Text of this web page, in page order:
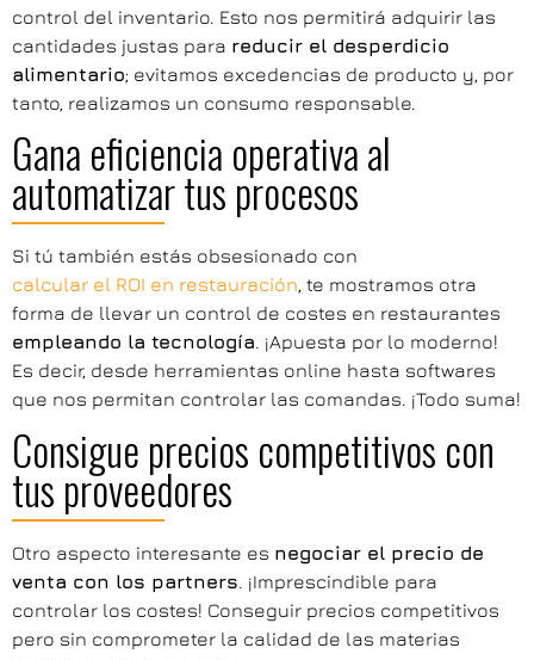
control del inventario. Esto nos permitirá adquirir las
cantidades justas para reducir el desperdicio
alimentario; evitamos excedencias de producto y, por
tanto, realizamos un consumo responsable.
Gana eficiencia operativa al
automatizar tus procesos
Si tú también estás obsesionado con
calcular el ROI en restauración, te mostramos otra
forma de llevar un control de costes en restaurantes
empleando la tecnología. ¡Apuesta por lo moderno!
Es decir, desde herramientas online hasta softwares
que nos permitan controlar las comandas. ¡Todo suma!
Consigue precios competitivos con
tus proveedores
Otro aspecto interesante es negociar el precio de
venta con los partners. ¡Imprescindible para
controlar los costes! Conseguir precios competitivos
pero sin comprometer la calidad de las materias